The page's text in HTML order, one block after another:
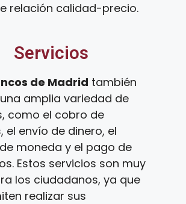
relación calidad-precio.
Servicios
de Madrid también
amplia variedad de
como el cobro de
el envío de dinero, el
moneda y el pago de
Estos servicios son muy
los ciudadanos, ya que
realizar sus